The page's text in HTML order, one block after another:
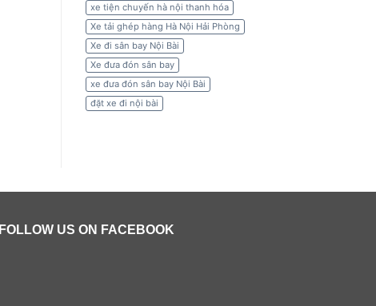
xe tiện chuyến hà nội thanh hóa
Xe tải ghép hàng Hà Nội Hải Phòng
Xe đi sân bay Nội Bài
Xe đưa đón sân bay
xe đưa đón sân bay Nội Bài
đặt xe đi nội bài
FOLLOW US ON FACEBOOK